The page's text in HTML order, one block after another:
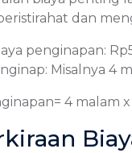
dan
penginapan:
Misalnya 4
4 malam